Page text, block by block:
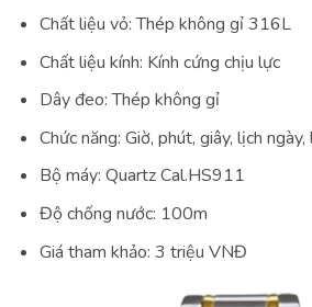
Chất liệu vỏ: Thép không gỉ 316L
Chất liệu kính: Kính cứng chịu lực
Dây đeo: Thép không gỉ
Chức năng: Giờ, phút, giây, lịch
Bộ máy: Quartz Cal.HS911
Độ chống nước: 100m
Giá tham khảo: 3 triệu VNĐ